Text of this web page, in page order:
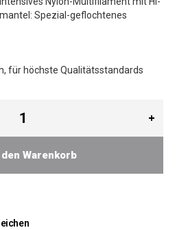
Spezial-geflochtenes
für höchste Qualitätsstandards
den Warenkorb